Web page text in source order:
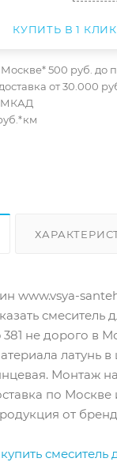
КУПИТЬ В 1 КЛИК
500 руб. до
от 30.000
МКАД
www.vsya-
смеситель
не дорого в
латунь в
Монтаж
по Москве
от
купить смеситель